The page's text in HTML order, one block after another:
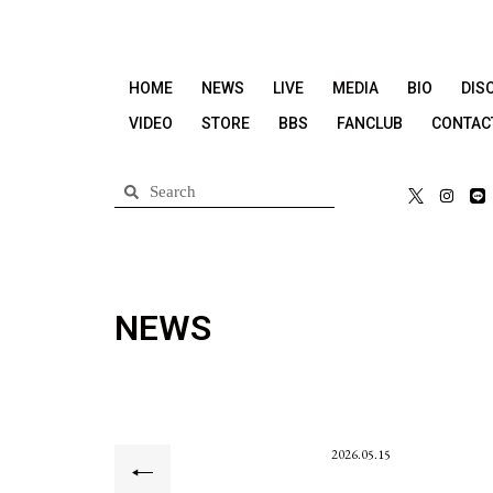
HOME NEWS LIVE MEDIA BIO
VIDEO
STORE BBS FANCLUB
NEWS
2026.05.15